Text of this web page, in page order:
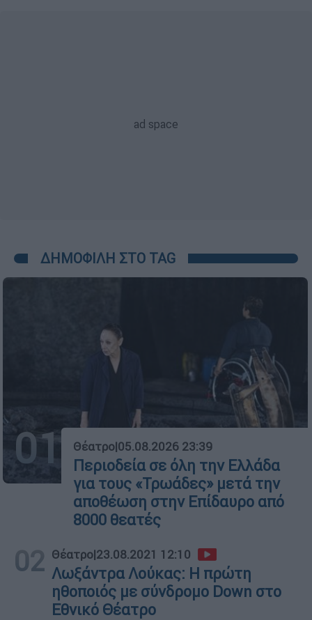
ΔΗΜΟΦΙΛΗ ΣΤΟ TAG
01 Θέατρο|05.08.2026 23:39
Περιοδεία σε όλη την Ελλάδα
για τους «Τρωάδες» μετά την
αποθέωση στην Επίδαυρο από
8000 θεατές
02 Θέατρο|23.08.2021 12:10
Λωξάντρα Λούκας: Η πρώτη
ηθοποιός με σύνδρομο Dοwn στο
Εθνικό Θέατρο